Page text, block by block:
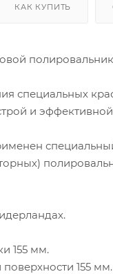
КАК КУПИТЬ
специальных
и
155 мм.
155 мм.